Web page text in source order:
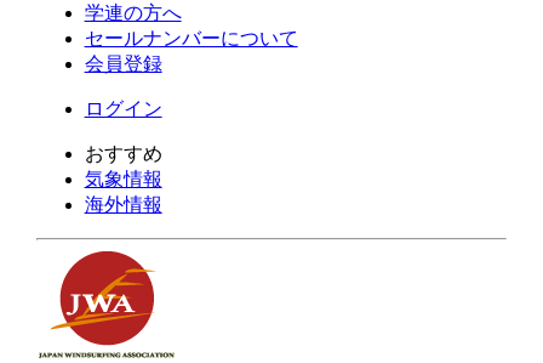
学連の方へ
セールナンバーについて
会員登録
ログイン
おすすめ
気象情報
海外情報